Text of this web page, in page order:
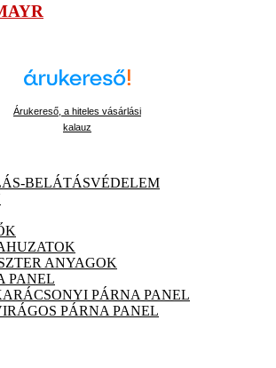
Árukereső, a hiteles vásárlási
kalauz
BELÁTÁSVÉDELEM
ANYAGOK
PANEL
PÁRNA PANEL
PÁRNA PANEL